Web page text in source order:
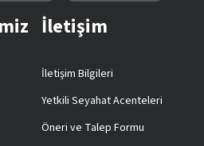
İletişim
İletişim Bilgileri
Yetkili Seyahat Acenteleri
Öneri ve Talep Formu